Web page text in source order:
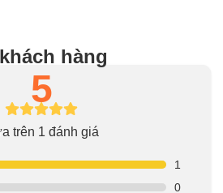
hàng
5
trên 1 đánh giá
1
0